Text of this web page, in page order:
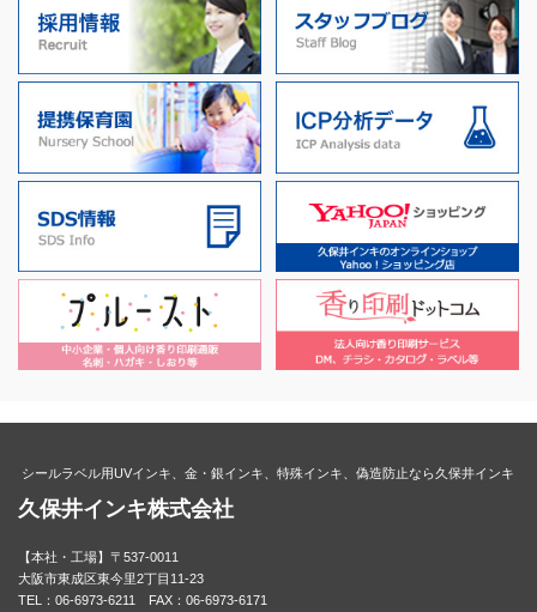
シールラベル用UVインキ、金・銀インキ、特殊インキ、偽造防止なら久保井インキ
久保井インキ株式会社
【本社・工場】〒537-0011
大阪市東成区東今里2丁目11-23
TEL：06-6973-6211 FAX：06-6973-6171